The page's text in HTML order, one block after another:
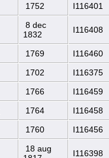
1752 I116401
8 dec
1832
I116408
1769
I116460
1702
I116375
1766
I116459
1764
I116458
1760 I116456
18 aug
I116398